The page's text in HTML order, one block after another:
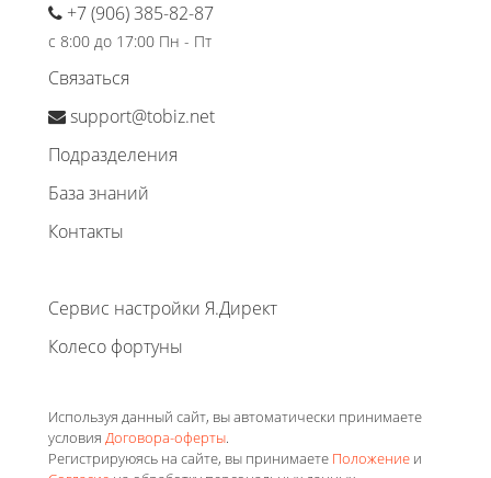
+7 (906) 385-82-87
с 8:00 до 17:00 Пн - Пт
Связаться
support@tobiz.net
Подразделения
База знаний
Контакты
Сервис настройки Я.Директ
Колесо фортуны
Используя данный сайт, вы автоматически принимаете
условия Договора-оферты.
Регистрируюясь на сайте, вы принимаете Положение и